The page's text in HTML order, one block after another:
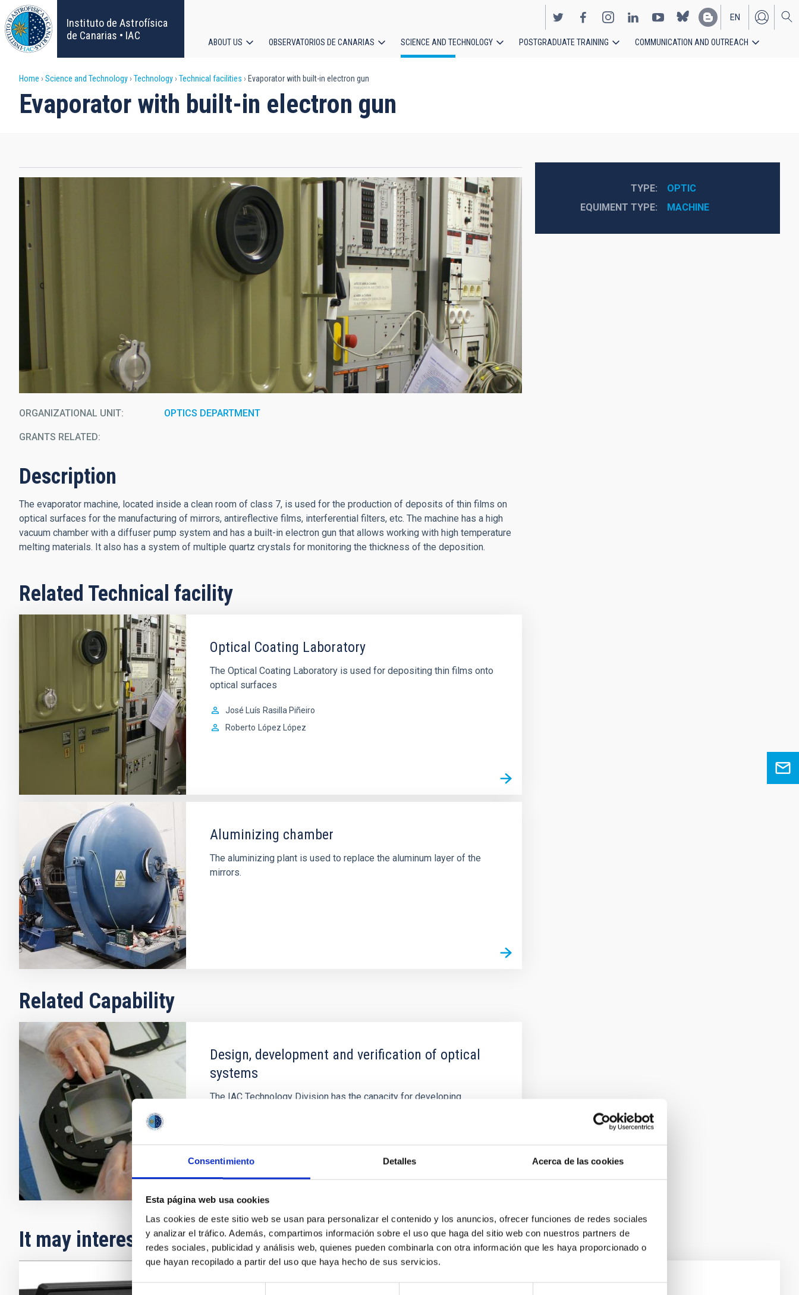
Consentimiento Detalles Acerca de las cookies
Esta página web usa cookies
Las cookies de este sitio web se usan para personalizar el contenido y los anuncios, ofrecer funciones de redes sociales
y analizar el tráfico. Además, compartimos información sobre el uso que haga del sitio web con nuestros partners de
redes sociales, publicidad y análisis web, quienes pueden combinarla con otra información que les haya proporcionado o
que hayan recopilado a partir del uso que haya hecho de sus servicios.
Selección
Skip
to
main
content
Instituto de Astrofísica
de Canarias • IAC
EN
ES
navigation
ABOUT US OBSERVATORIOS DE CANARIAS SCIENCE AND TECHNOLOGY POSTGRADUATE TRAINING COMMUNICATION AND OUTREACH
Breadcrumb
Home Science and Technology Technology Technical facilities Evaporator with built-in electron gun
Evaporator with built-in electron gun
ORGANIZATIONAL UNIT OPTICS DEPARTMENT
GRANTS RELATED:
Description
The evaporator machine, located inside a clean room of class 7, is used for the production of deposits of thin films on
optical surfaces for the manufacturing of mirrors, antireflective films, interferential filters, etc. The machine has a high
vacuum chamber with a diffuser pump system and has a built-in electron gun that allows working with high temperature
melting materials. It also has a system of multiple quartz crystals for monitoring the thickness of the deposition.
Related Technical facility
Optical Coating Laboratory
The Optical Coating Laboratory is used for depositing thin films onto
optical surfaces
José Luís Rasilla Piñeiro
Roberto
López López
Aluminizing chamber
The aluminizing plant is used to replace the aluminum layer of the
mirrors.
Related Capability
Design, development and verification of optical
systems
The IAC Technology Division has the capacity for developing
TYPE
OPTIC
EQUIMENT TYPE
MACHINE
It may interest you